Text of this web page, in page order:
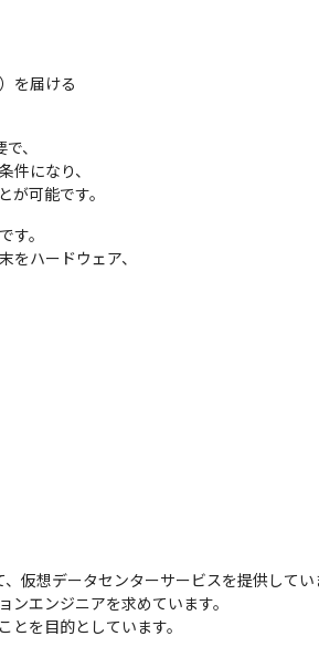
を届ける
、
になり、
可能です。
す。
ハードウェア、
仮想データセンターサービスを提供してい
エンジニアを求めています。
を目的としています。